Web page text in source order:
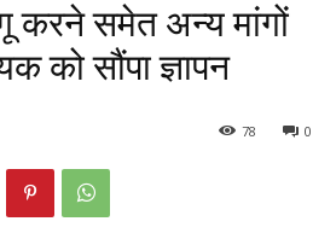
करने समेत अन्य मांगों
को सौंपा ज्ञापन
0
78